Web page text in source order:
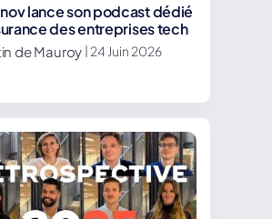
lance son podcast dédié
des entreprises tech
de Mauroy | 24 Juin 2026